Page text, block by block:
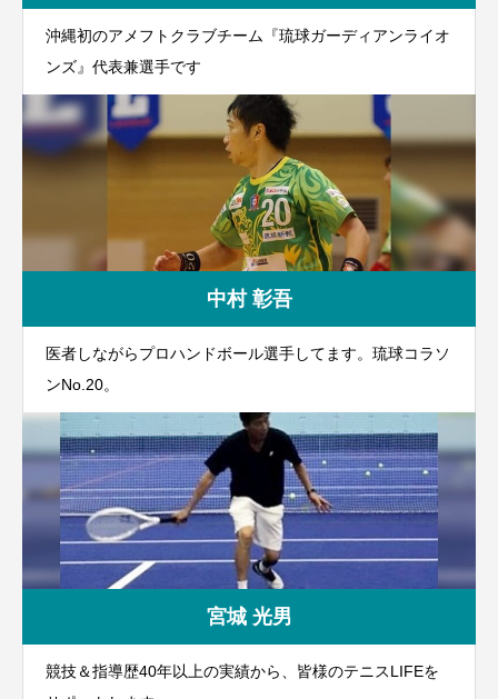
沖縄初のアメフトクラブチーム『琉球ガーディアンライオ
ンズ』代表兼選手です
中村 彰吾
医者しながらプロハンドボール選手してます。琉球コラソ
ンNo.20。
宮城 光男
競技＆指導歴40年以上の実績から、皆様のテニスLIFEを